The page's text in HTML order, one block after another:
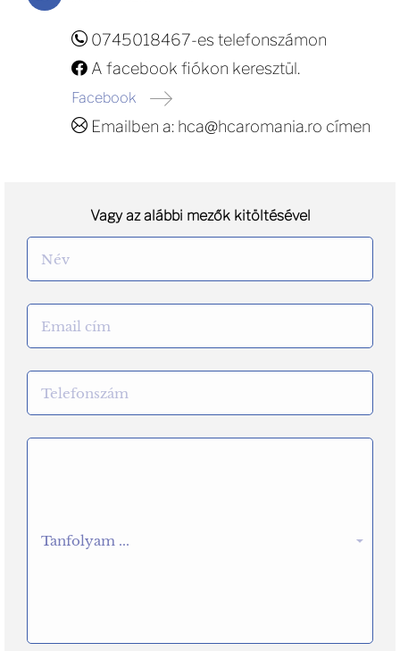
0745018467-es telefonszámon
A facebook fiókon keresztül.
Facebook
Emailben a: hca@hcaromania.ro címen
Vagy az alábbi mezők kitöltésével